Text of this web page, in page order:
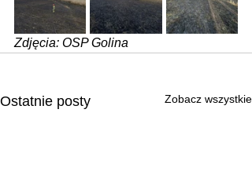
Zdjęcia: OSP Golina
Ostatnie posty Zobacz wszystkie